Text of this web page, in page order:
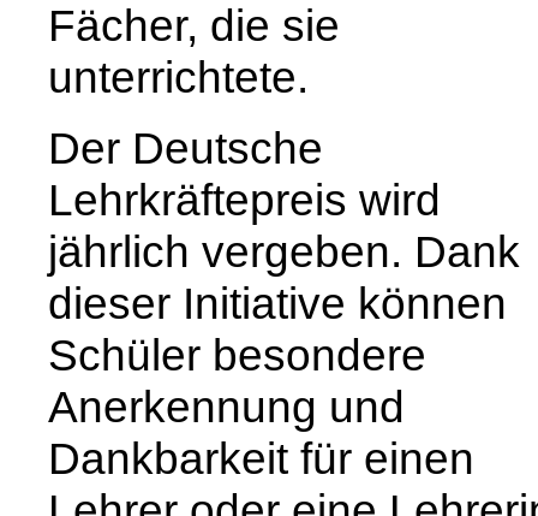
Fächer, die sie
unterrichtete.
Der Deutsche
Lehrkräftepreis wird
jährlich vergeben. Dank
dieser Initiative können
Schüler besondere
Anerkennung und
Dankbarkeit für einen